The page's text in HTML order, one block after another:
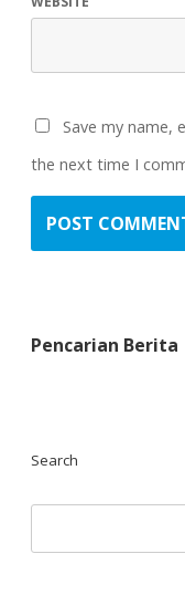
Save my name,
the next time I
Pencarian Berita
Search